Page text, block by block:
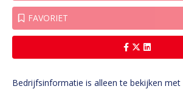
FAVORIET
Bedrijfsinformatie is alleen te bekijken